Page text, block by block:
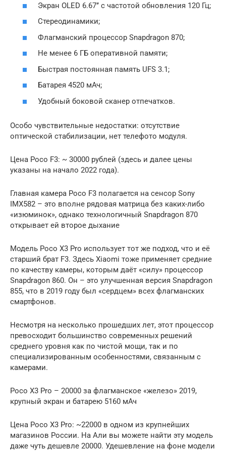
Экран OLED 6.67’’ с частотой обновления 120 Гц;
Стереодинамики;
Флагманский процессор Snapdragon 870;
Не менее 6 ГБ оперативной памяти;
Быстрая постоянная память UFS 3.1;
Батарея 4520 мАч;
Удобный боковой сканер отпечатков.
Особо чувствительные недостатки: отсутствие
оптической стабилизации, нет телефото модуля.
Цена Poco F3: ~ 30000 рублей (здесь и далее цены
указаны на начало 2022 года).
Главная камера Poco F3 полагается на сенсор Sony
IMX582 – это вполне рядовая матрица без каких-либо
«изюминок», однако технологичный Snapdragon 870
открывает ей второе дыхание
Модель Poco X3 Pro использует тот же подход, что и её
старший брат F3. Здесь Xiaomi тоже применяет средние
по качеству камеры, которым даёт «силу» процессор
Snapdragon 860. Он – это улучшенная версия Snapdragon
855, что в 2019 году был «сердцем» всех флагманских
смартфонов.
Несмотря на несколько прошедших лет, этот процессор
превосходит большинство современных решений
среднего уровня как по чистой мощи, так и по
специализированным особенностями, связанным с
камерами.
Poco X3 Pro – 20000 за флагманское «железо» 2019,
крупный экран и батарею 5160 мАч
Цена Poco X3 Pro: ~22000 в одном из крупнейших
магазинов России. На Али вы можете найти эту модель
даже чуть дешевле 20000. Удешевление на фоне модели